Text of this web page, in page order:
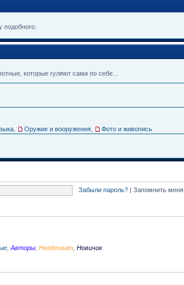
которые гуляют сами по себе...
Оружие и вооружения Фото и живопись
Забыли пароль? | Запомнить меня
Авторы Неадекват Новичок